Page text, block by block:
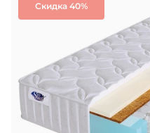
Скидка 40%